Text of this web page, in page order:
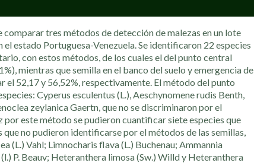
tres métodos de detección de malezas en un lote
estado Portuguesa-Venezuela. Se identificaron 22 especies
con estos métodos, de los cuales el del punto central
mientras que semilla en el banco del suelo y emergencia de
el 52,17 y 56,52%, respectivamente. El método del punto
Cyperus esculentus (L.), Aeschynomene rudis Benth,
zeylanica Gaertn, que no se discriminaron por el
por este método se pudieron cuantificar siete especies que
no pudieron identificarse por el métodos de las semillas,
(L.) Vahl; Limnocharis flava (L.) Buchenau; Ammannia
P. Beauv; Heteranthera limosa (Sw.) Willd y Heteranthera